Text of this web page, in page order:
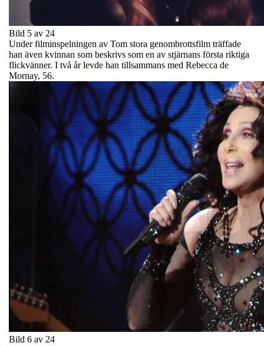
Bild 5 av 24
Under filminspelningen av Tom stora genombrottsfilm träffade
han även kvinnan som beskrivs som en av stjärnans första riktiga
flickvänner. I två år levde han tillsammans med Rebecca de
Mornay, 56.
Bild 6 av 24